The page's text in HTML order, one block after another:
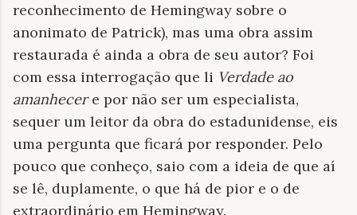
reconhecimento de Hemingway sobre o
anonimato de Patrick), mas uma obra assim
restaurada é ainda a obra de seu autor? Foi
com essa interrogação que li Verdade ao
amanhecere por não ser um especialista,
sequer um leitor da obra do estadunidense, eis
uma pergunta que ficará por responder. Pelo
pouco que conheço, saio com a ideia de que aí
se lê, duplamente, o que há de pior e o de
extraordinário em Hemingway.